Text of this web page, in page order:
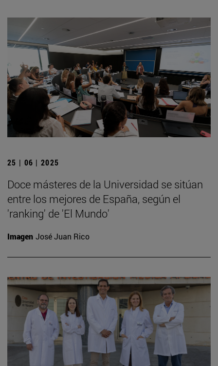
25 | 06 | 2025
Doce másteres de la Universidad se sitúan
entre los mejores de España, según el
'ranking' de 'El Mundo'
Imagen José Juan Rico